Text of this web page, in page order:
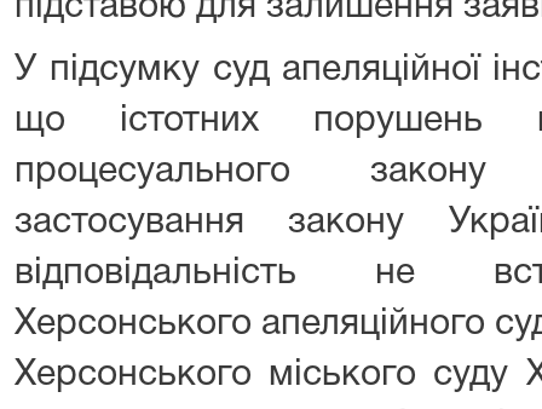
підставою для залишення
У підсумку суд апеляційної
що істотних порушень
процесуального
застосування закону
відповідальність не
Херсонського апеляційного
Херсонського міського суду